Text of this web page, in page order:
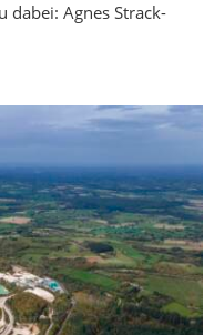
dabei: Agnes Strack-